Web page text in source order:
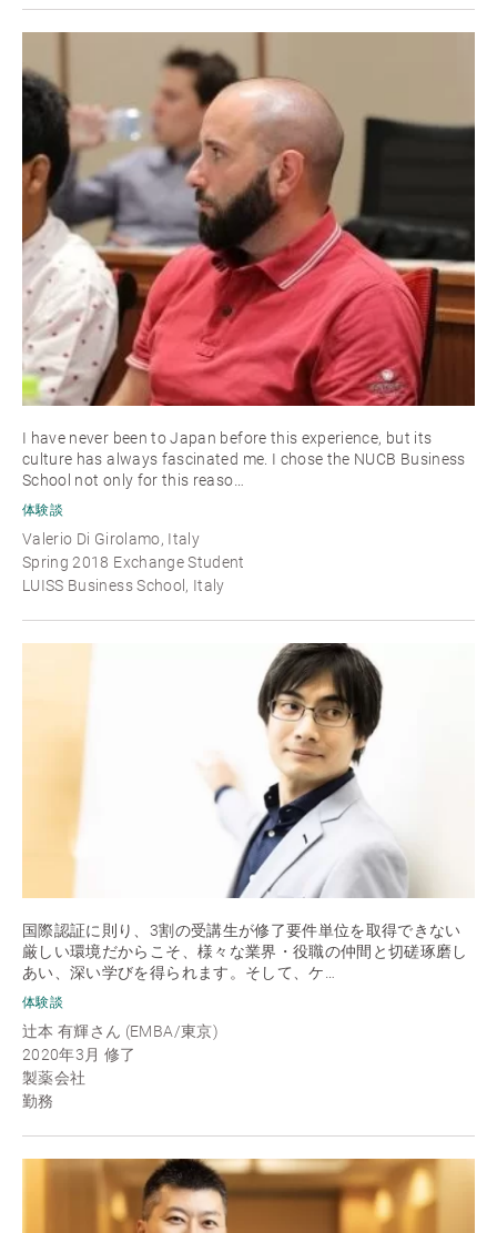
I have never been to Japan before this experience, but its
culture has always fascinated me. I chose the NUCB Business
School not only for this reaso…
体験談
Valerio Di Girolamo, Italy
Spring 2018 Exchange Student
LUISS Business School, Italy
国際認証に則り、3割の受講生が修了要件単位を取得できない
厳しい環境だからこそ、様々な業界・役職の仲間と切磋琢磨し
あい、深い学びを得られます。そして、ケ…
体験談
辻本 有輝さん (EMBA/東京)
2020年3月 修了
製薬会社
勤務